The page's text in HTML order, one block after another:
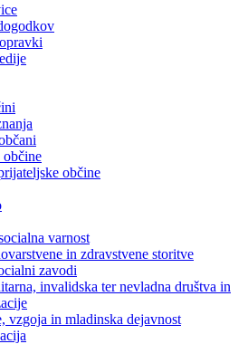
občine
občine
varnost
in zdravstvene storitve
zavodi
invalidska ter nevladna društva in
vzgoja in mladinska dejavnost